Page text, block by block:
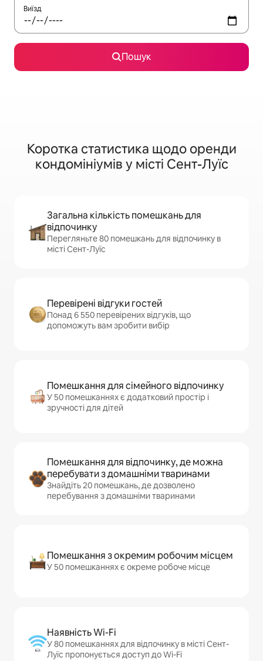
Виїзд
Пошук
Коротка статистика щодо оренди
кондомініумів у місті Сент-Луїс
Загальна кількість помешкань для
відпочинку
Перегляньте 80 помешкань для відпочинку в
місті Сент-Луїс
Перевірені відгуки гостей
Понад 6 550 перевірених відгуків, що
допоможуть вам зробити вибір
Помешкання для сімейного відпочинку
У 50 помешканнях є додатковий простір і
зручності для дітей
Помешкання для відпочинку, де можна
перебувати з домашніми тваринами
Знайдіть 20 помешкань, де дозволено
перебування з домашніми тваринами
Помешкання з окремим робочим місцем
У 50 помешканнях є окреме робоче місце
Наявність Wi-Fi
У 80 помешканнях для відпочинку в місті Сент-
Луїс пропонується доступ до Wi-Fi